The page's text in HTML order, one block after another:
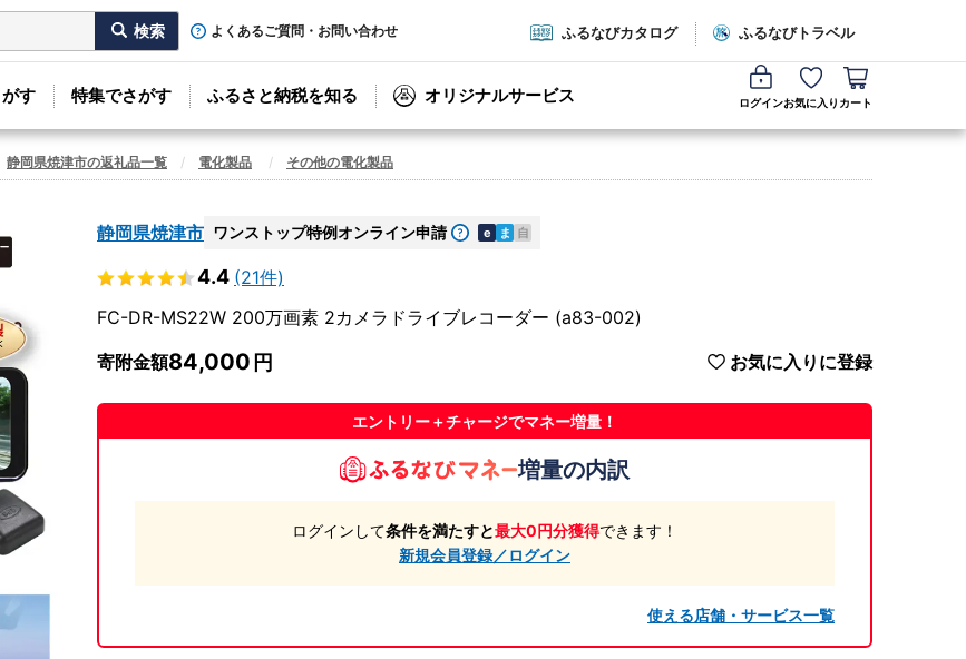
よくあるご質問・お問い合わせ ふるなびカタログ ふるなびトラベル
す 特集でさがす ふるさと納税を知る オリジナルサービス ログインお気に入り カート
静岡県焼津市の返礼品一覧 電化製品 その他の電化製品
静岡県焼津市 ワンストップ特例オンライン申請 e ま 自
4.4 (21件)
FC-DR-MS22W 200万画素 2カメラドライブレコーダー (a83-002)
寄附金額84,000 お気に入りに登録
エントリー＋チャージでマネー増量！
増量の内訳
ログインして条件を満たすと最大0円分獲得できます！
新規会員登録／ログイン
使える店舗・サービス一覧